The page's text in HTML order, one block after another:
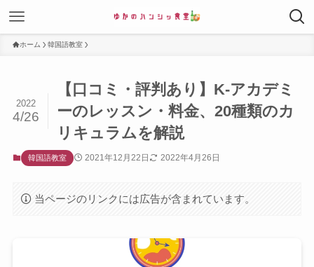
ホーム 韓国語教室
【口コミ・評判あり】K-アカデミ
ーのレッスン・料金、20種類のカ
リキュラムを解説
2022
4/26
韓国語教室 2021年12月22日 2022年4月26日
当ページのリンクには広告が含まれています。